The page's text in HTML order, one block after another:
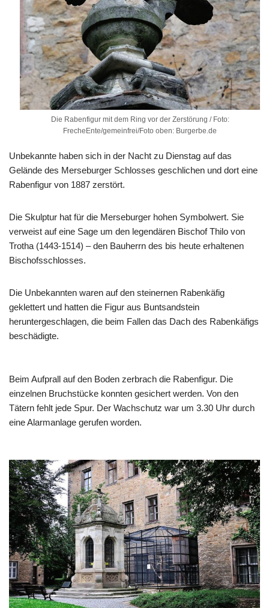
Die Rabenfigur mit dem Ring vor der Zerstörung / Foto:
FrecheEnte/gemeinfrei/Foto oben: Burgerbe.de
Unbekannte haben sich in der Nacht zu Dienstag auf das
Gelände des Merseburger Schlosses geschlichen und dort eine
Rabenfigur von 1887 zerstört.
Die Skulptur hat für die Merseburger hohen Symbolwert. Sie
verweist auf eine Sage um den legendären Bischof Thilo von
Trotha (1443-1514) – den Bauherrn des bis heute erhaltenen
Bischofsschlosses.
Die Unbekannten waren auf den steinernen Rabenkäfig
geklettert und hatten die Figur aus Buntsandstein
heruntergeschlagen, die beim Fallen das Dach des Rabenkäfigs
beschädigte.
Beim Aufprall auf den Boden zerbrach die Rabenfigur. Die
einzelnen Bruchstücke konnten gesichert werden. Von den
Tätern fehlt jede Spur. Der Wachschutz war um 3.30 Uhr durch
eine Alarmanlage gerufen worden.